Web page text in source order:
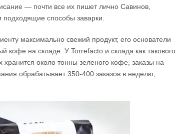
— почти все их пишет лично Савинов,
подходящие способы заварки.
максимально свежий продукт, его основатели
кофе на складе. У Torrefacto и склада как такового
около тонны зеленого кофе, заказы на
обрабатывает 350-400 заказов в неделю,